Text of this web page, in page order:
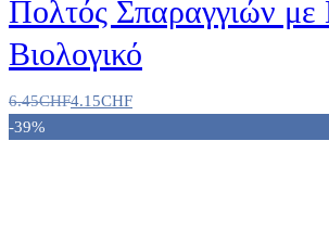
Πολτός Σπαραγγιών με
Βιολογικό
6.45CHF4.15CHF
-39%